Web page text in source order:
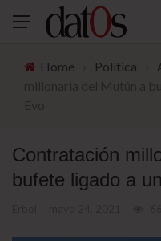
Home Política
Contratación
bufete ligado a